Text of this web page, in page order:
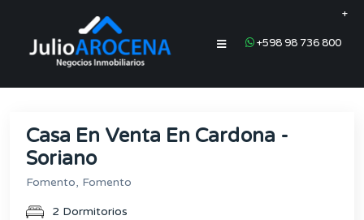
+598 98 736 800
+
Casa En Venta En Cardona -
Soriano
Fomento, Fomento
2 Dormitorios